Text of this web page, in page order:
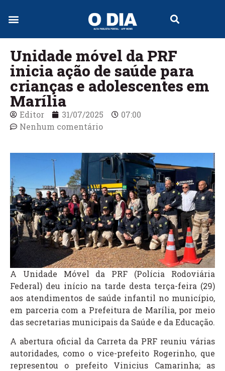
Unidade móvel da PRF
inicia ação de saúde para
crianças e adolescentes em
Marília
Editor 31/07/2025
07:00
Nenhum comentário
A Unidade Móvel da PRF (Polícia Rodoviária
Federal) deu início na tarde desta terça-feira (29)
aos atendimentos de saúde infantil no município,
em parceria com a Prefeitura de Marília, por meio
das secretarias municipais da Saúde e da Educação.
A abertura oficial da Carreta da PRF reuniu várias
autoridades, como o vice-prefeito Rogerinho, que
representou o prefeito Vinicius Camarinha; as